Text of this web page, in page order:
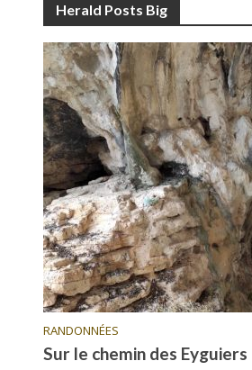
Herald Posts Big
RANDONNÉES
Sur le chemin des Eyguiers